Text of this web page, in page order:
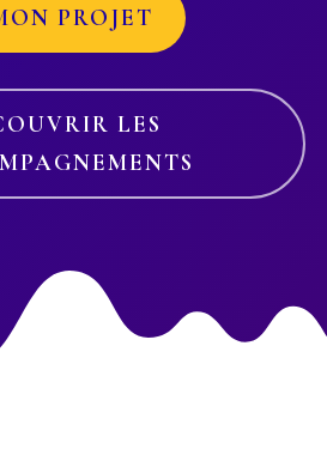
PROJET
LES